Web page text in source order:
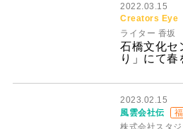
2022.03.15
Creators Eye
ライター 香坂
石橋文化セ
り」にて春
2023.02.15
風雲会社伝